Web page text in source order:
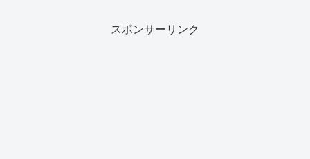
スポンサーリンク